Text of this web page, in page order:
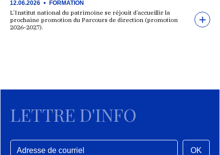
12.06.2026 FORMATION
L’Institut national du patrimoine se réjouit d’accueillir la
prochaine promotion du Parcours de direction (promotion
2026-2027).
LETTRE D'INFO
OK